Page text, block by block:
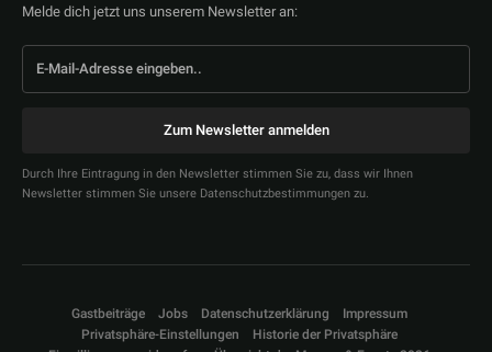
Melde dich jetzt uns unserem Newsletter an:
Zum Newsletter anmelden
Durch Ihre Eintragung in den Newsletter stimmen Sie zu, dass wir Ihnen
Newsletter stimmen Sie unsere Datenschutzbestimmungen zu.
Gastbeiträge Jobs Datenschutzerklärung
Impressum
Privatsphäre-Einstellungen
Historie der Privatsphäre